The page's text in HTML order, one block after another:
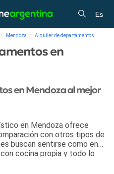
Es
Mendoza Alquiler de departamentos
en
en Mendoza al mejor
en Mendoza ofrece
con otros tipos de
buscan sentirse como en
cocina propia y todo lo
desayuno, lo que permite